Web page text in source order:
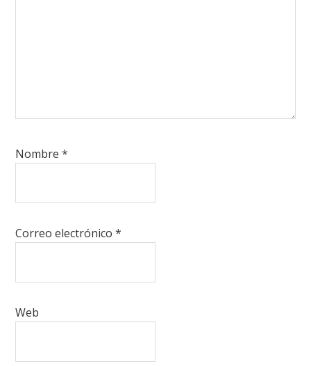
Nombre*
Correo electrónico*
Web